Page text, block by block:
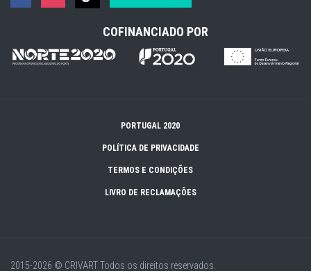
COFINANCIADO POR
PORTUGAL 2020
POLÍTICA DE PRIVACIDADE
TERMOS E CONDIÇÕES
LIVRO DE RECLAMAÇÕES
2015-2026 © CRIVARTTodos os direitos reservados.